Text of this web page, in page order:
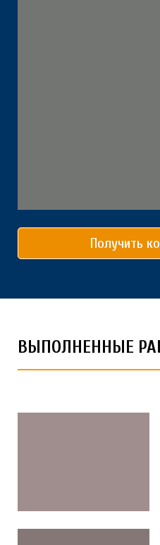
Получить
ВЫПОЛНЕННЫЕ